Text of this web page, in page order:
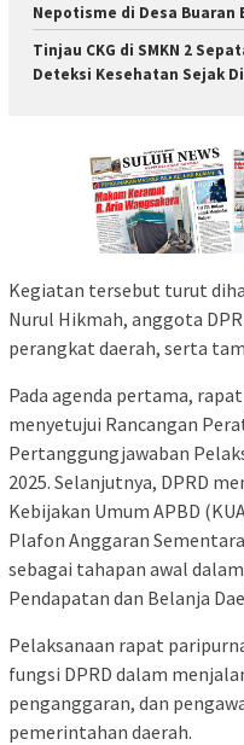
Nepotisme di Desa Buaran
Tinjau CKG di SMKN 2
Deteksi Kesehatan Sejak
Kegiatan tersebut turut
Nurul Hikmah, anggota
perangkat daerah, serta
Pada agenda pertama,
menyetujui Rancangan
Pertanggungjawaban
2025. Selanjutnya, DPRD
Kebijakan Umum APBD
Plafon Anggaran
sebagai tahapan awal
Pendapatan dan Belanja
Pelaksanaan rapat
fungsi DPRD dalam
penganggaran, dan
pemerintahan daerah.